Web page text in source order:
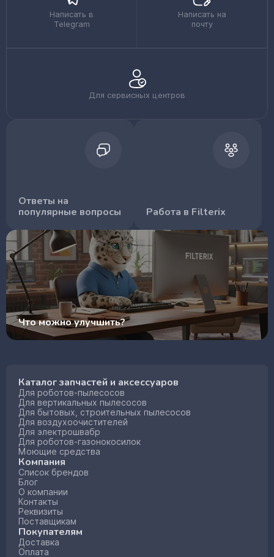
Написать в
Telegram
Написать на
почту
Для сервисных центров
Ответы на
популярные вопросы
Работа в Filterix
Что можно улучшить?
Каталог запчастей и аксессуаров
Для роботов-пылесосов
Для вертикальных пылесосов
Для бытовых, строительных пылесосов
Для воздухоочистителей
Для электрошвабр
Для роботов-газонокосилок
Моющие средства
Компания
Список брендов
Блог
О компании
Контакты
Реквизиты
Поставщикам
Покупателям
Доставка
Оплата